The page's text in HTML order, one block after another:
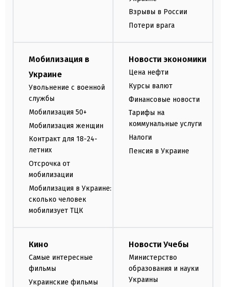
Взрывы в России
Потери врага
Мобилизация в
Украине
Увольнение с военной
службы
Мобилизация 50+
Мобилизация женщин
Контракт для 18-24-
летних
Отсрочка от
мобилизации
Мобилизация в Украине:
сколько человек
мобилизует ТЦК
Новости экономики
Цена нефти
Курсы валют
Финансовые новости
Тарифы на
коммунальные услуги
Налоги
Пенсия в Украине
Кино
Самые интересные
фильмы
Украинские фильмы
Новости Учебы
Министерство
образования и науки
Украины